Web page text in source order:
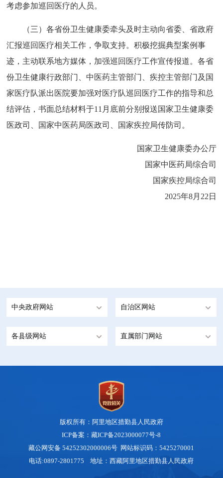
考虑参加巡回医疗的人员。
（三）各省份卫生健康委牵头及时主动向省委、省政府
汇报巡回医疗相关工作，争取支持。积极挖掘典型案例事
迹，主动联系地方媒体，加强巡回医疗工作宣传报道。各省
份卫生健康行政部门、中医药主管部门、疾控主管部门及国
家医疗队派出医院要加强对医疗队巡回医疗工作的指导和总
结评估，书面总结材料于11月底前分别报送国家卫生健康委
医政司、国家中医药局医政司、国家疾控局传防司。
国家卫生健康委办公厅
国家中医药局综合司
国家疾控局综合司
2025年8月22日
中央政府网站 自治区网站
各县级网站 直属部门网站
版权所有：阿里地区措勤县人民政府
ICP备案：藏ICP备2023000077号-8
藏公网安备 54252302000006号 网站标识码：5425270001
电话:0897-2801775 地址：西藏阿里地区措勤县人民政府